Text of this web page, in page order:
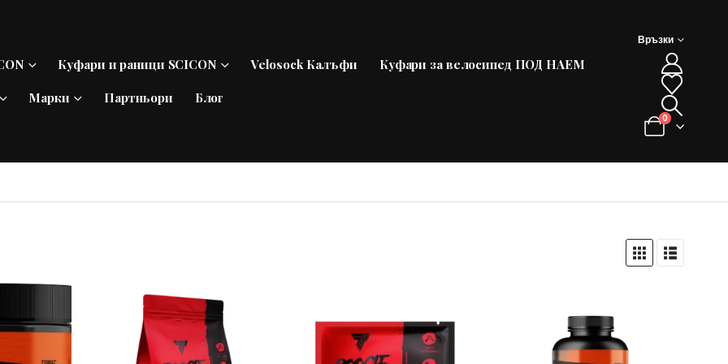
Куфари и раници SCICON Velosock Калъфи Куфари за велосипед ПОД НАЕМ
Марки Партньори Блог
Връзки
0